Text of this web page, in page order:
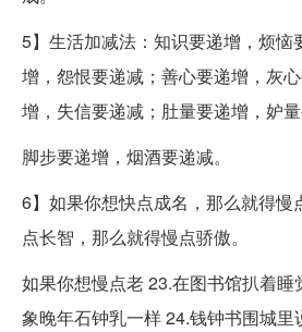
5】生活加减法：知识要递增，烦恼
增，怨恨要递减；善心要递增，灰
增，失信要递减；肚量要递增，妒量
脚步要递增，烟酒要递减。
6】如果你想快点成名，那么就得慢
点长智，那么就得慢点骄傲。
如果你想慢点老 23.在图书馆扒着
象晚年石钟乳一样 24.钱钟书围城